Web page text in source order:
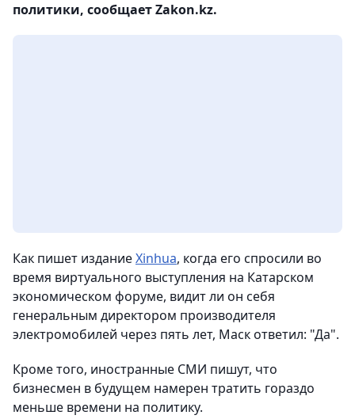
политики, сообщает Zakon.kz.
Как пишет изданиеXinhua, когда его спросили во
время виртуального выступления на Катарском
экономическом форуме, видит ли он себя
генеральным директором производителя
электромобилей через пять лет, Маск ответил: "Да".
Кроме того, иностранные СМИ пишут, что
бизнесмен в будущем намерен тратить гораздо
меньше времени на политику.